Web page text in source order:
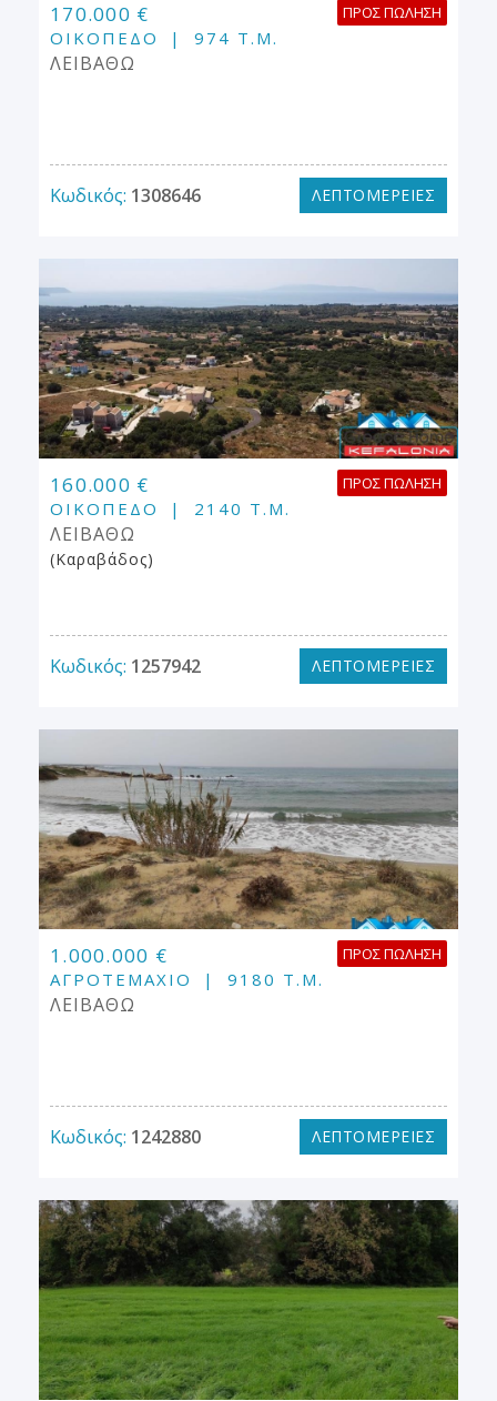
170.000 € ΠΡΟΣ ΠΏΛΗΣΗ
ΟΙΚΌΠΕΔΟ 974 Τ.Μ.
ΛΕΙΒΑΘΩ
Κωδικός: 1308646 ΛΕΠΤΟΜΕΡΕΙΕΣ
160.000 € ΠΡΟΣ ΠΏΛΗΣΗ
ΟΙΚΌΠΕΔΟ 2140 Τ.Μ.
ΛΕΙΒΑΘΩ
(Καραβάδος)
Κωδικός: 1257942 ΛΕΠΤΟΜΕΡΕΙΕΣ
1.000.000 € ΠΡΟΣ ΠΏΛΗΣΗ
ΑΓΡΟΤΕΜΆΧΙΟ 9180 Τ.Μ.
ΛΕΙΒΑΘΩ
Κωδικός: 1242880 ΛΕΠΤΟΜΕΡΕΙΕΣ